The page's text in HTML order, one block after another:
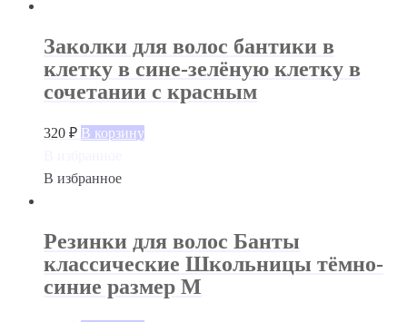
Заколки для волос бантики в
клетку в сине-зелёную клетку в
сочетании с красным
320 ₽ В корзину
В избранное
Резинки для волос Банты
классические Школьницы тёмно-
синие размер М